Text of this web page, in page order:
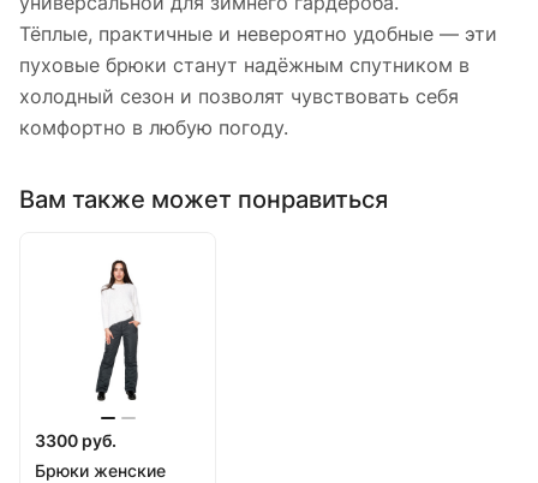
Тёплые, практичные и невероятно удобные — эти
пуховые брюки станут надёжным спутником в
холодный сезон и позволят чувствовать себя
комфортно в любую погоду.
Вам также может понравиться
3300 руб.
Брюки женские